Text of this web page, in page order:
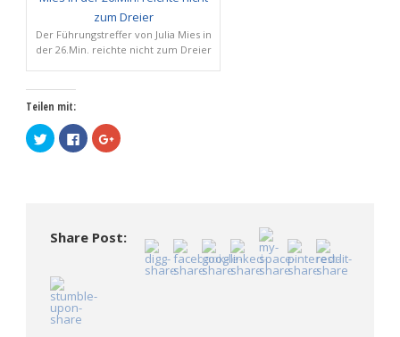
Der Führungstreffer von Julia Mies in
der 26.Min. reichte nicht zum Dreier
Teilen mit:
Klick,
um
über
Fenster
geöffnet)
Klick,
um
Fenster
geöffnet)
Zum
Teilen
geöffnet)
Share Post: